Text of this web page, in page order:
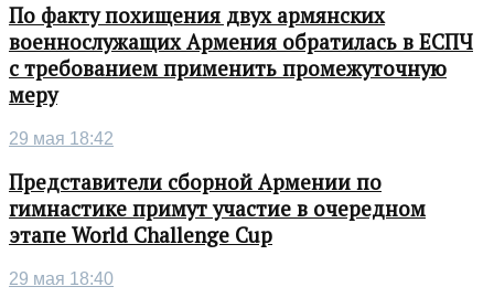
По факту похищения двух армянских
военнослужащих Армения обратилась в ЕСПЧ
с требованием применить промежуточную
меру
29 мая 18:42
Представители сборной Армении по
гимнастике примут участие в очередном
этапе World Challenge Cup
29 мая 18:40